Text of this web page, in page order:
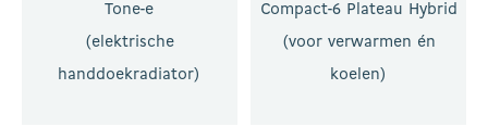
Tone-e
(elektrische
handdoekradiator)
Compact-6 Plateau Hybrid
(voor verwarmen én
koelen)